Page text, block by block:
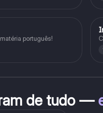
português!
de tudo —